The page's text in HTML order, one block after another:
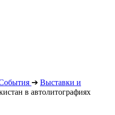
➔ Выставки и
в автолитографиях